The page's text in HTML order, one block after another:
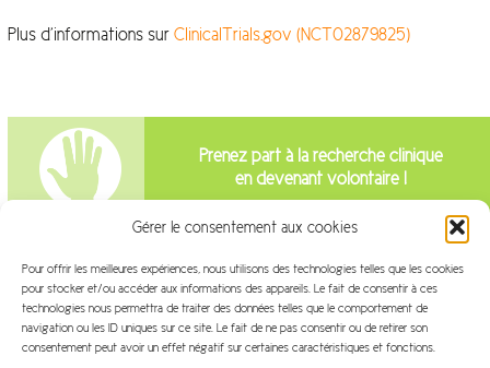
Gérer le consentement aux cookies
Pour offrir les meilleures expériences, nous utilisons des technologies telles que les cookies
pour stocker et/ou accéder aux informations des appareils. Le fait de consentir à ces
technologies nous permettra de traiter des données telles que le comportement de
navigation ou les ID uniques sur ce site. Le fait de ne pas consentir ou de retirer son
consentement peut avoir un effet négatif sur certaines caractéristiques et fonctions.
Plus d’informations sur ClinicalTrials.gov (NCT02879825)
Prenez part à la recherche clinique
en devenant volontaire !
Intéressé par la recherche clinique?
Venez travailler avec nous!